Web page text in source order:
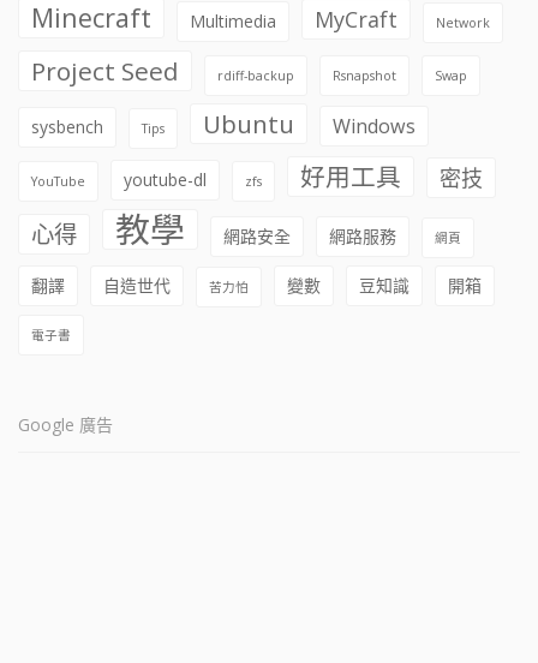
Minecraft Multimedia MyCraft Network
Project Seed rdiff-backup Rsnapshot Swap
sysbench Tips Ubuntu Windows
YouTube youtube-dl zfs 好用工具 密技
心得 教學 網路安全 網路服務 網頁
翻譯 自造世代 苦力怕 變數 豆知識 開箱
電子書
Google 廣告